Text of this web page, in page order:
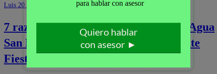
Empresas
7 razones para comprar una Caja de Agua
San Luis 20 litros para oficinas durante
Fiestas Patrias